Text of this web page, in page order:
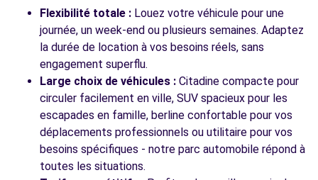
AULNAY-SOUS-BOIS, 93600
Voir l'agence
Voir toutes les agences
Flexibilité totale : Louez votre véhicule pour une
journée, un week-end ou plusieurs semaines. Adaptez
la durée de location à vos besoins réels, sans
engagement superflu.
Large choix de véhicules : Citadine compacte pour
circuler facilement en ville, SUV spacieux pour les
escapades en famille, berline confortable pour vos
déplacements professionnels ou utilitaire pour vos
besoins spécifiques - notre parc automobile répond à
toutes les situations.